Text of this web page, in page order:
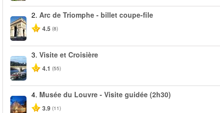
2. Arc de Triomphe - billet coupe-file
4.5 (8)
3. Visite et Croisière
4.1 (55)
4. Musée du Louvre - Visite guidée (2h30)
3.9 (11)